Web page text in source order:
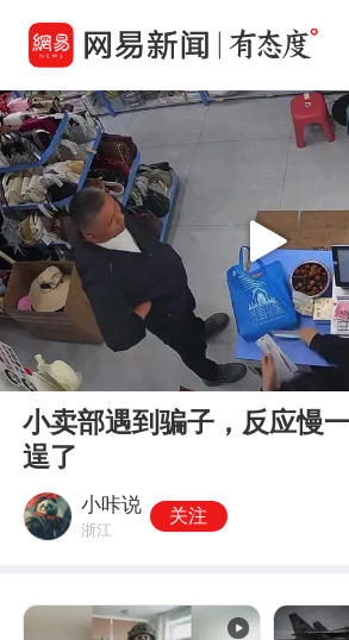
00:00
Play
小卖部遇到骗子，反应慢
逞了
小咔说
浙江
关注